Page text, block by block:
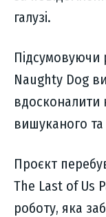
галузі.
Підсумовуючи
Naughty Dog
вдосконалити
вишуканого
Проєкт
The Last of Us
роботу, яка